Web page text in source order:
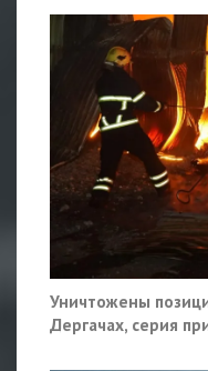
Уничтожены
Дергачах, серия